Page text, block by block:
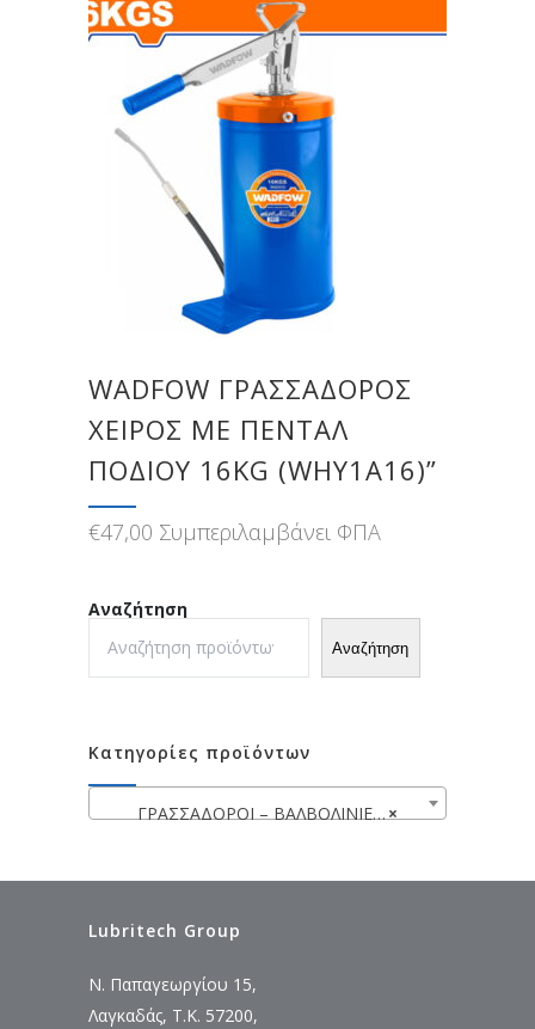
WADFOW ΓΡΑΣΣΑΔΟΡΟΣ
ΧΕΙΡΟΣ ΜΕ ΠΕΝΤΑΛ
ΠΟΔΙΟΥ 16KG (WHY1A16)”
€47,00 Συμπεριλαμβάνει ΦΠΑ
Αναζήτηση
Αναζήτηση
Κατηγορίες προϊόντων
×
ΓΡΑΣΣΑΔΟΡΟΙ – ΒΑΛΒΟΛΙΝΙΕΡΕΣ
Lubritech Group
Ν. Παπαγεωργίου 15,
Λαγκαδάς, Τ.Κ. 57200,